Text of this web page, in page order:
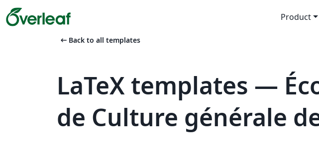
Product
arrow_left_alt Back to all templates
LaTeX templates —
de Culture générale